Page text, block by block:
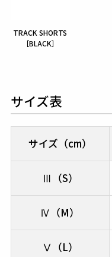
TRACK SHORTS
［BLACK］
サイズ表
サイズ（cm）
Ⅲ（S）
Ⅳ（M）
Ⅴ（L）